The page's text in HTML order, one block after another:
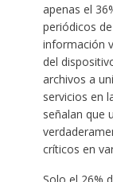
apenas el
periódicos
información
del
archivos a
servicios en
señalan que
críticos en